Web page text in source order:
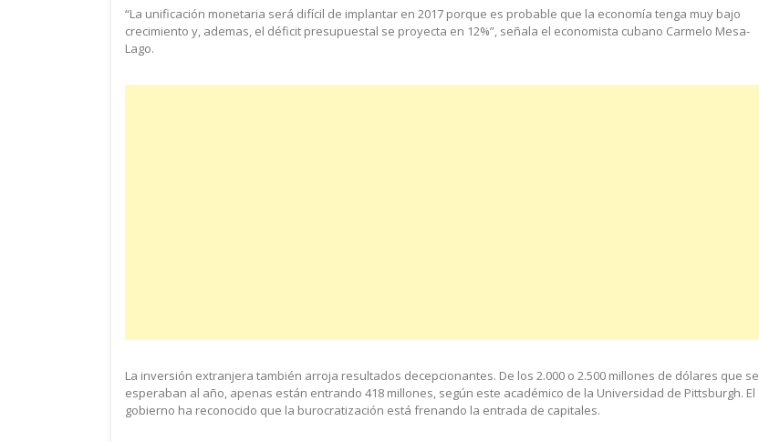
“La unificación monetaria será difícil de implantar en 2017 porque es probable que la economía tenga muy bajo
crecimiento y, ademas, el déficit presupuestal se proyecta en 12%”, señala el economista cubano Carmelo Mesa-
Lago.
La inversión extranjera también arroja resultados decepcionantes. De los 2.000 o 2.500 millones de dólares que se
esperaban al año, apenas están entrando 418 millones, según este académico de la Universidad de Pittsburgh. El
gobierno ha reconocido que la burocratización está frenando la entrada de capitales.